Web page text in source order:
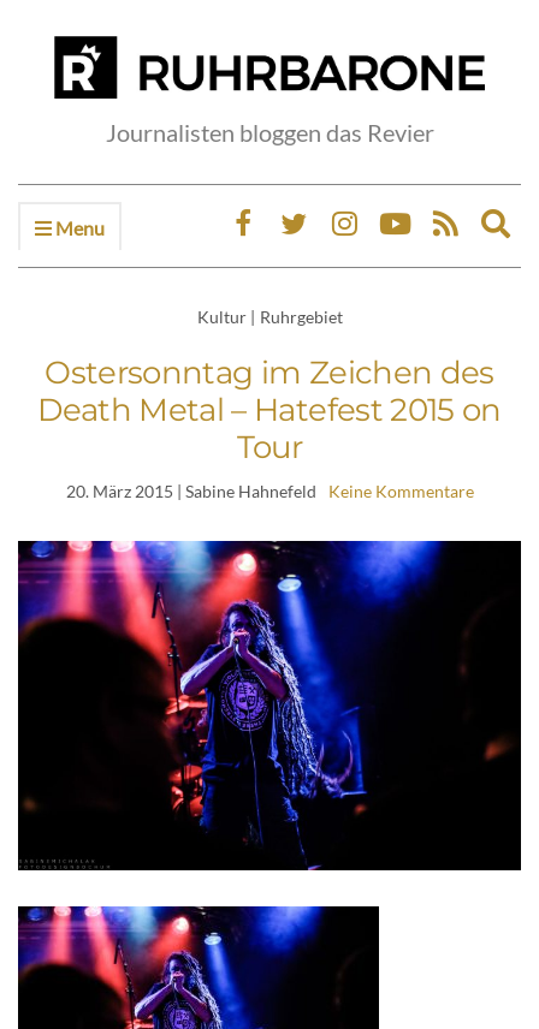
Journalisten bloggen das Revier
Menu
Kultur | Ruhrgebiet
Ostersonntag im Zeichen des
Death Metal – Hatefest 2015 on
Tour
20. März 2015 | Sabine Hahnefeld Keine Kommentare